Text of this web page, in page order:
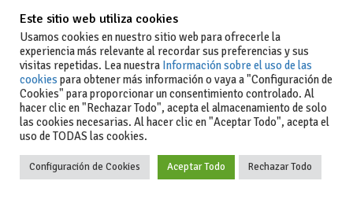
Ago 03, 2026 93 0 0
La Junta implementa mejoras en la
A381 por Los Barrios
Este sitio web utiliza cookies
Usamos cookies en nuestro sitio web para ofrecerle la
experiencia más relevante al recordar sus preferencias y sus
visitas repetidas. Lea nuestra Información sobre el uso de las
cookies para obtener más información o vaya a "Configuración de
Cookies" para proporcionar un consentimiento controlado. Al
hacer clic en "Rechazar Todo", acepta el almacenamiento de solo
las cookies necesarias. Al hacer clic en "Aceptar Todo", acepta el
uso de TODAS las cookies.
Configuración de Cookies Aceptar Todo Rechazar Todo